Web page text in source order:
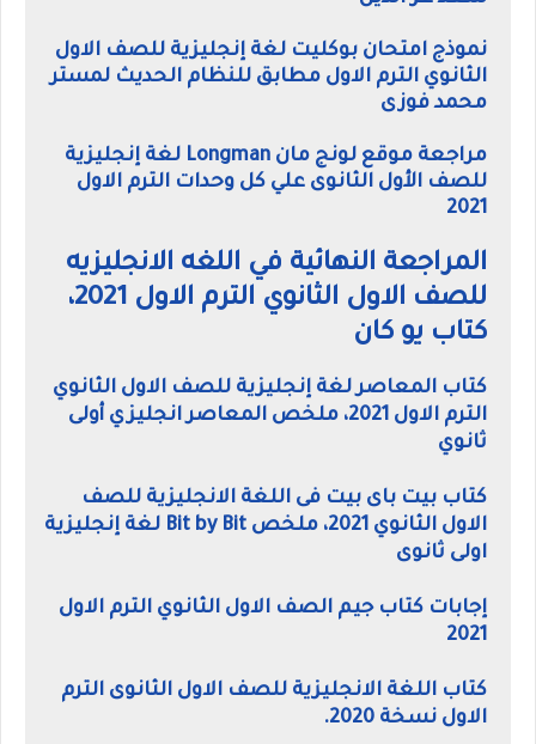
نموذج امتحان بوكليت لغة إنجليزية للصف الاول
الثانوي الترم الاول مطابق للنظام الحديث لمستر
محمد فوزى
مراجعة موقع لونج مان Longman لغة إنجليزية
للصف الأول الثانوى علي كل وحدات الترم الاول
2021
المراجعة النهائية في اللغه الانجليزيه
للصف الاول الثانوي الترم الاول 2021،
كتاب يو كان
كتاب المعاصر لغة إنجليزية للصف الاول الثانوي
الترم الاول 2021، ملخص المعاصر انجليزي أولى
ثانوي
كتاب بيت باى بيت فى اللغة الانجليزية للصف
الاول الثانوي 2021، ملخص Bit by Bit لغة إنجليزية
اولى ثانوى
إجابات كتاب جيم الصف الاول الثانوي الترم الاول
2021
كتاب اللغة الانجليزية للصف الاول الثانوى الترم
الاول نسخة 2020.